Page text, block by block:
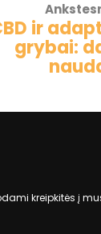
ir
grybai:
kreipkitės į